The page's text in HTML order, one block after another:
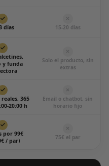
días 15-20 días
y funda
Solo el producto, sin
extras
365
20:00 h
Email o chatbot, sin
horario fijo
por 99€
/ par)
75€ el par